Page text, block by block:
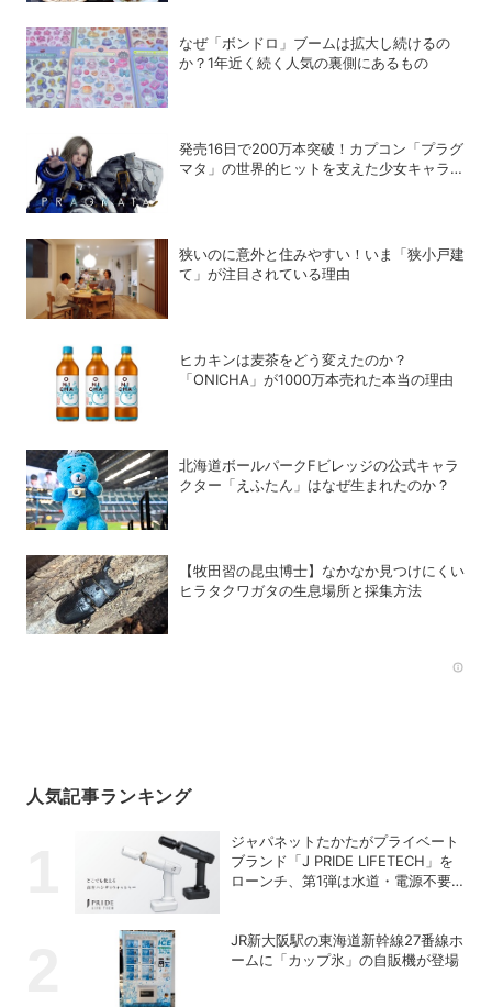
なぜ「ボンドロ」ブームは拡大し続けるの
か？1年近く続く人気の裏側にあるもの
発売16日で200万本突破！カプコン「プラグ
マタ」の世界的ヒットを支えた少女キャラの
狭いのに意外と住みやすい！いま「狭小戸建
て」が注目されている理由
ヒカキンは麦茶をどう変えたのか？
「ONICHA」が1000万本売れた本当の理由
北海道ボールパークFビレッジの公式キャラ
クター「えふたん」はなぜ生まれたのか？
【牧田習の昆虫博士】なかなか見つけにくい
ヒラタクワガタの生息場所と採集方法
人気記事ランキング
ジャパネットたかたがプライベート
ブランド「J PRIDE LIFETECH」を
ローンチ、第1弾は水道・電源不要
JR新大阪駅の東海道新幹線27番線ホ
ームに「カップ氷」の自販機が登場